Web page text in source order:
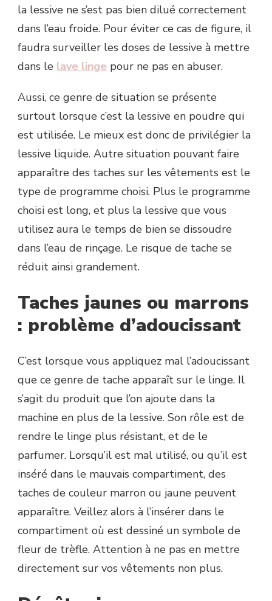
la lessive ne s’est pas bien dilué correctement
dans l’eau froide. Pour éviter ce cas de figure, il
faudra surveiller les doses de lessive à mettre
dans le lave linge pour ne pas en abuser.
Aussi, ce genre de situation se présente
surtout lorsque c’est la lessive en poudre qui
est utilisée. Le mieux est donc de privilégier la
lessive liquide. Autre situation pouvant faire
apparaître des taches sur les vêtements est le
type de programme choisi. Plus le programme
choisi est long, et plus la lessive que vous
utilisez aura le temps de bien se dissoudre
dans l’eau de rinçage. Le risque de tache se
réduit ainsi grandement.
Taches jaunes ou marrons
: problème d’adoucissant
C’est lorsque vous appliquez mal l’adoucissant
que ce genre de tache apparaît sur le linge. Il
s’agit du produit que l’on ajoute dans la
machine en plus de la lessive. Son rôle est de
rendre le linge plus résistant, et de le
parfumer. Lorsqu’il est mal utilisé, ou qu’il est
inséré dans le mauvais compartiment, des
taches de couleur marron ou jaune peuvent
apparaître. Veillez alors à l’insérer dans le
compartiment où est dessiné un symbole de
fleur de trèfle. Attention à ne pas en mettre
directement sur vos vêtements non plus.